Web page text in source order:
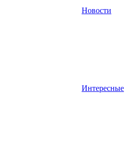
Новости
Интересные